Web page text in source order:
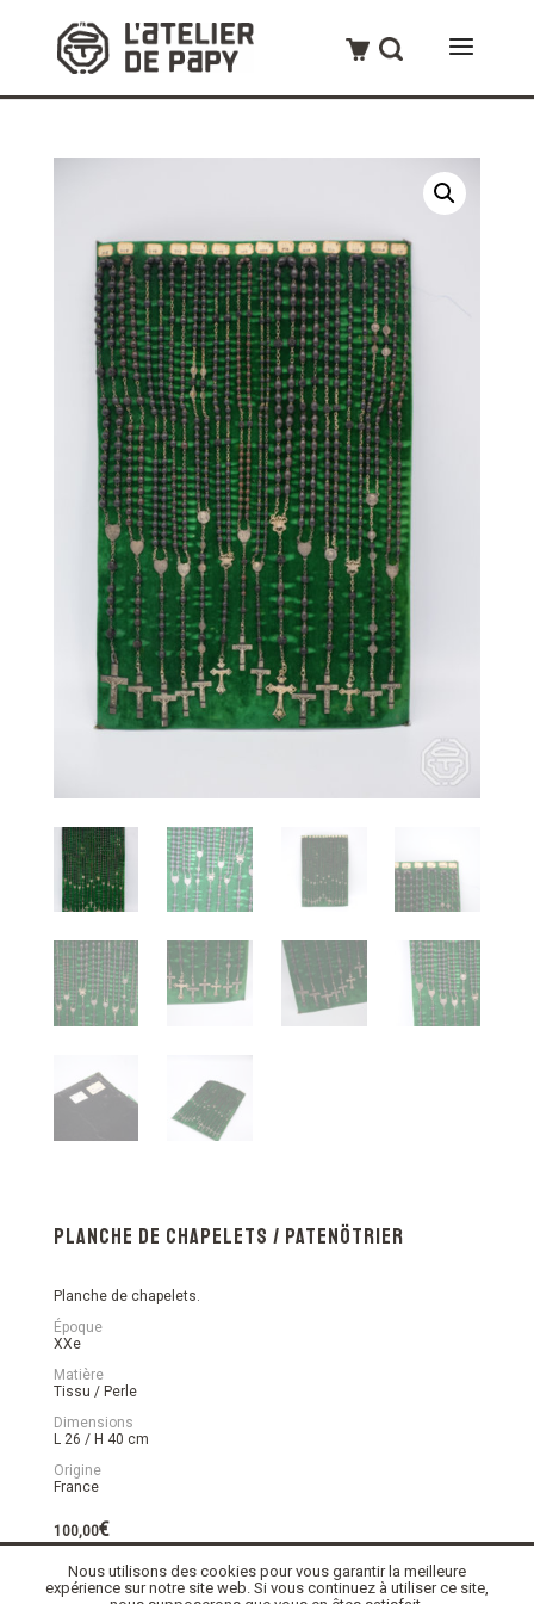
Planche de chapelets / Patenötrier
Planche de chapelets.
Époque
XXe
Matière
Tissu / Perle
Dimensions
L 26 / H 40 cm
Origine
France
100,00€
En stock
Nous utilisons des cookies pour vous garantir la meilleure
expérience sur notre site web. Si vous continuez à utiliser ce site,